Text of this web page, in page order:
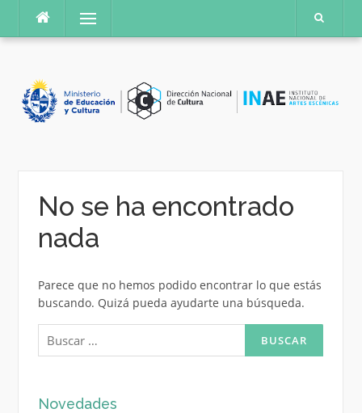
contenido
Menú
No se ha encontrado
nada
Parece que no hemos podido encontrar lo que estás
buscando. Quizá pueda ayudarte una búsqueda.
Buscar:
Novedades